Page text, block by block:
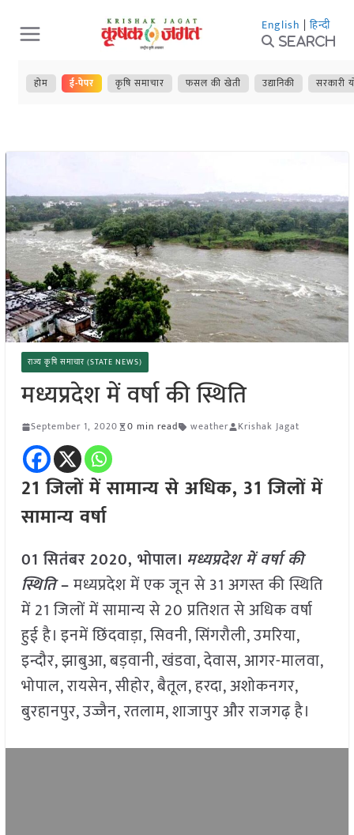
Skip
to
content
English | हिन्दी
Search
होम ई-पेपर कृषि समाचार फसल की खेती उद्यानिकी सरकारी
राज्य कृषि समाचार (STATE NEWS)
मध्यप्रदेश में वर्षा की स्थिति
September 1, 2020 0 min read weather Krishak Jagat
21 जिलों में सामान्य से अधिक, 31 जिलों में
सामान्य वर्षा
01 सितंबर 2020, भोपाल। मध्यप्रदेश में वर्षा की
स्थिति–मध्यप्रदेश में एक जून से 31 अगस्त की स्थिति
में 21 जिलों में सामान्य से 20 प्रतिशत से अधिक वर्षा
हुई है। इनमें छिंदवाड़ा, सिवनी, सिंगरौली, उमरिया,
इन्दौर, झाबुआ, बड़वानी, खंडवा, देवास, आगर-मालवा,
भोपाल, रायसेन, सीहोर, बैतूल, हरदा, अशोकनगर,
बुरहानपुर, उज्जैन, रतलाम, शाजापुर और राजगढ़ है।